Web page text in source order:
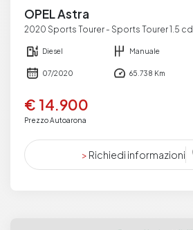
OPEL Astra
Diesel Manuale
07/2020 65.738 Km
€ 14.900
Prezzo Autoarona
> Richiedi informazioni